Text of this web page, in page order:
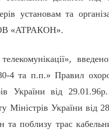
установам та
«АТРАКОН».
4 та п.п.» Правил
України від
Міністрів України від
поблизу трас